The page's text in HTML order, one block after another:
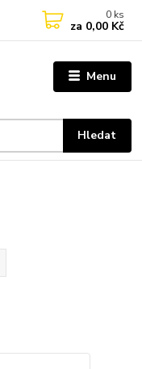
Menu
Hledat
0 ks
za 0,00 Kč